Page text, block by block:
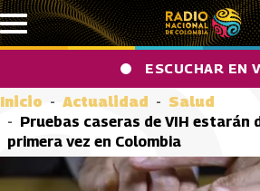
Pasar al contenido principal
ESCUCHAR EN
Inicio Actualidad
Salud
Pruebas caseras de VIH estarán
primera vez en Colombia